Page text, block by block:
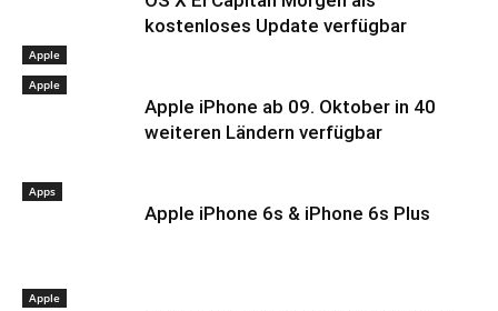
Apple
kostenloses Update verfügbar
Apple
Apple iPhone ab 09. Oktober in 40
weiteren Ländern verfügbar
Apps
Apple iPhone 6s & iPhone 6s Plus
Apple